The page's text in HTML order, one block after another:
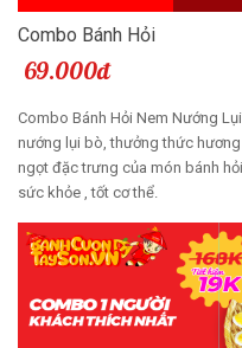
Combo Bánh Hỏi
69.000đ
Combo Bánh Hỏi Nem Nướng
nướng lụi bò, thưởng thức
ngọt đặc trưng của món bánh
sức khỏe , tốt cơ thể.